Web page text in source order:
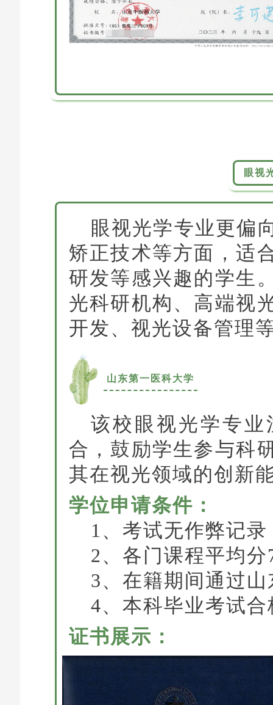
眼视
眼视光学专业更偏
矫正技术等方面，适
研发等感兴趣的学生
光科研机构、高端视
开发、视光设备管理
山东第一医科大学
该校眼视光学专
合，鼓励学生参与科
其在视光领域的创新
学位申请条件：
1、考试无作弊记录
2、各门课程平均
3、在籍期间通过
4、本科毕业考试合
证书展示：